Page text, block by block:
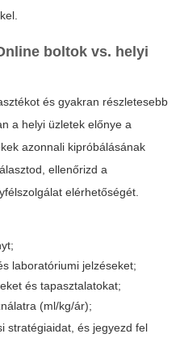
boltok vs. helyi
és gyakran részletesebb
a helyi üzletek előnye a
azonnali kipróbálásának
ellenőrizd a
elérhetőségét.
laboratóriumi jelzéseket;
és tapasztalatokat;
(ml/kg/ár);
stratégiaidat, és jegyezd fel